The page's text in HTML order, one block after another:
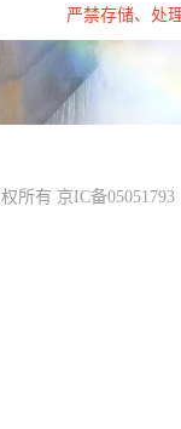
严禁存储、处
所有 京IC备05051793